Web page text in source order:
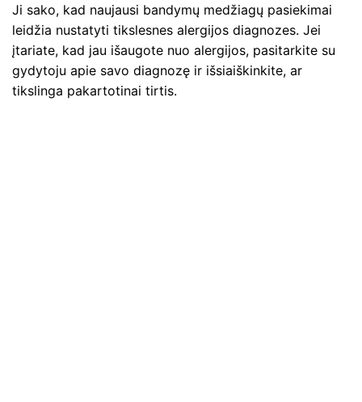
Ji sako, kad naujausi bandymų medžiagų pasiekimai
leidžia nustatyti tikslesnes alergijos diagnozes. Jei
įtariate, kad jau išaugote nuo alergijos, pasitarkite su
gydytoju apie savo diagnozę ir išsiaiškinkite, ar
tikslinga pakartotinai tirtis.